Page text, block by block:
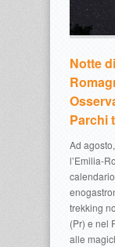
Notte
Parchi
Ad
l’Emilia-
trekking
(Pr) e nel
alle